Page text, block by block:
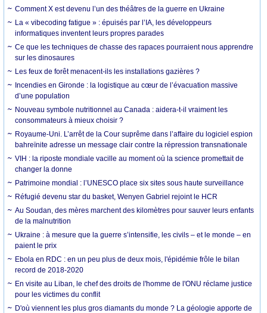
Comment X est devenu l’un des théâtres de la guerre en Ukraine
La « vibecoding fatigue » : épuisés par l’IA, les développeurs
informatiques inventent leurs propres parades
Ce que les techniques de chasse des rapaces pourraient nous apprendre
sur les dinosaures
Les feux de forêt menacent-ils les installations gazières ?
Incendies en Gironde : la logistique au cœur de l’évacuation massive
d’une population
Nouveau symbole nutritionnel au Canada : aidera-t-il vraiment les
consommateurs à mieux choisir ?
Royaume-Uni. L’arrêt de la Cour suprême dans l’affaire du logiciel espion
bahreïnite adresse un message clair contre la répression transnationale
VIH : la riposte mondiale vacille au moment où la science promettait de
changer la donne
Patrimoine mondial : l’UNESCO place six sites sous haute surveillance
Réfugié devenu star du basket, Wenyen Gabriel rejoint le HCR
Au Soudan, des mères marchent des kilomètres pour sauver leurs enfants
de la malnutrition
Ukraine : à mesure que la guerre s’intensifie, les civils – et le monde – en
paient le prix
Ebola en RDC : en un peu plus de deux mois, l'épidémie frôle le bilan
record de 2018-2020
En visite au Liban, le chef des droits de l'homme de l'ONU réclame justice
pour les victimes du conflit
D'où viennent les plus gros diamants du monde ? La géologie apporte de